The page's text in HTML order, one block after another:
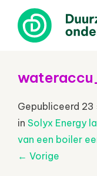
Gepubliceerd 23
in Solyx Energy
van een boiler
← Vorige